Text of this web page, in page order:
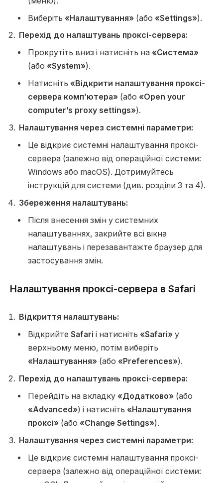
Виберіть «Налаштування» (або «Settings»).
Перехід до налаштувань проксі-сервера:
Прокрутіть вниз і натисніть на «Система»
(або «System»).
Натисніть «Відкрити налаштування проксі-
сервера комп’ютера» (або «Open your
computer’s proxy settings»).
Налаштування через системні параметри:
Це відкриє системні налаштування проксі-
сервера (залежно від операційної системи:
Windows або macOS). Дотримуйтесь
інструкцій для системи (див. розділи 3 та 4).
Збереження налаштувань:
Після внесення змін у системних
налаштуваннях, закрийте всі вікна
налаштувань і перезавантажте браузер для
застосування змін.
Налаштування проксі-сервера в Safari
Відкриття налаштувань:
Відкрийте Safari і натисніть «Safari» у
верхньому меню, потім виберіть
«Налаштування» (або «Preferences»).
Перехід до налаштувань проксі-сервера:
Перейдіть на вкладку «Додатково» (або
«Advanced») і натисніть «Налаштування
проксі» (або «Change Settings»).
Налаштування через системні параметри:
Це відкриє системні налаштування проксі-
сервера (залежно від операційної системи: